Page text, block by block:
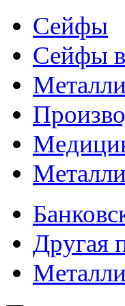
Сейфы
Сейфы в
Другая